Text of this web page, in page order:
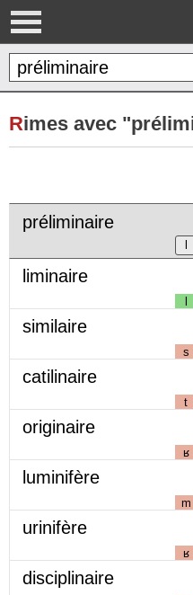
Rimes avec
préliminaire
liminaire
l
similaire
s
catilinaire
t
originaire
ʁ
luminifère
m
urinifère
ʁ
disciplinaire